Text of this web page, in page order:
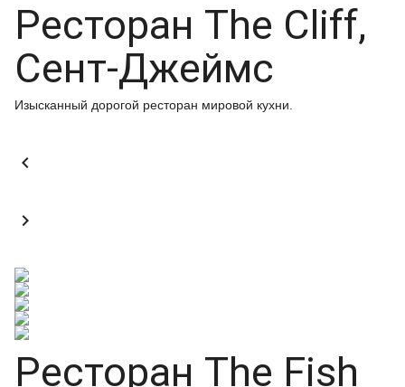
Ресторан The Cliff,
Сент-Джеймс
Изысканный дорогой ресторан мировой кухни.


Ресторан The Fish